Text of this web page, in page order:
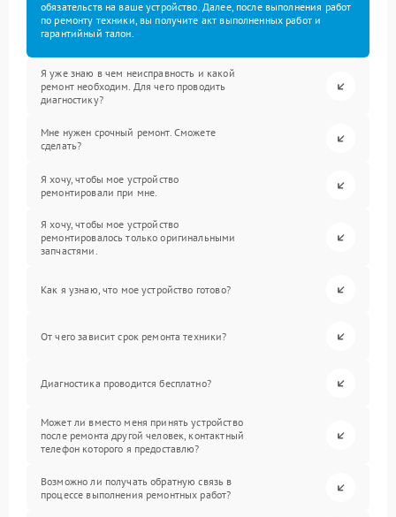
обязательств на ваше устройство. Далее, после выполнения работ
по ремонту техники, вы получите акт выполненных работ и
гарантийный талон.
Я уже знаю в чем неисправность и какой
ремонт необходим. Для чего проводить
диагностику?
Мне нужен срочный ремонт. Сможете
сделать?
Я хочу, чтобы мое устройство
ремонтировали при мне.
Я хочу, чтобы мое устройство
ремонтировалось только оригинальными
запчастями.
Как я узнаю, что мое устройство готово?
От чего зависит срок ремонта техники?
Диагностика проводится бесплатно?
Может ли вместо меня принять устройство
после ремонта другой человек, контактный
телефон которого я предоставлю?
Возможно ли получать обратную связь в
процессе выполнения ремонтных работ?